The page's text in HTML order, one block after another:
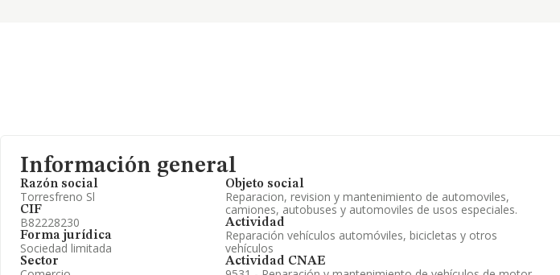
Información general
Razón social
Torresfreno Sl
CIF
B82228230
Forma jurídica
Sociedad limitada
Sector
Objeto social
Reparacion, revision y mantenimiento de automoviles,
camiones, autobuses y automoviles de usos especiales.
Actividad
Reparación vehículos automóviles, bicicletas y otros
vehículos
Actividad CNAE